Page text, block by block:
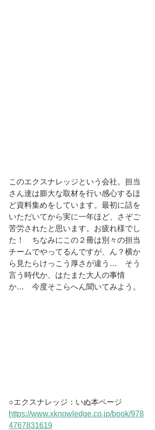
このエクスナレッジという会社。担当
さん達は膨大な取材を行い感心するほ
ど資料集めをしています。最初に話を
いただいてから実に一年ほど、さぞご
苦労されたと思います。お疲れ様でし
た！　ちなみにこの２冊は別々の担当
チームでやってるんですが、ん？横か
ら見たらけっこう厚さが違う…　そう
言う時代か、はたまた大人の事情
か…　今度そこらへん聞いてみよう。
○エクスナレッジ：いぬ本ページ
https://www.xknowledge.co.jp/book/978
4767831619